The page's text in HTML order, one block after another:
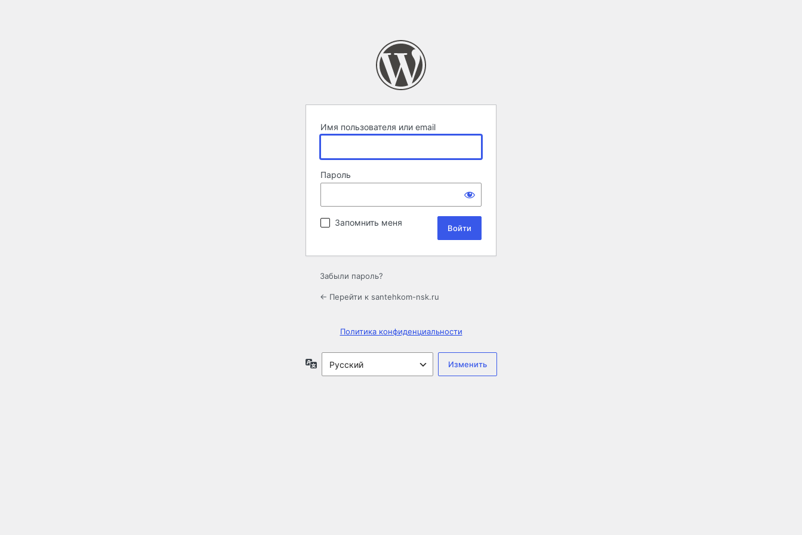
Имя пользователя или email
Пароль
Запомнить меня
Забыли пароль?
← Перейти к santehkom-nsk.ru
Политика конфиденциальности
Язык